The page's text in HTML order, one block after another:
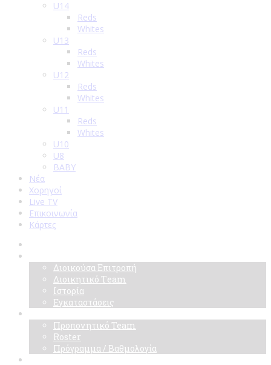
U14
Reds
Whites
U13
Reds
Whites
U12
Reds
Whites
U11
Reds
Whites
U10
U8
BABY
Νέα
Χορηγοί
Live TV
Επικοινωνία
Κάρτες
Διοικούσα Επιτροπή
Διοικητικό Τeam
Ιστορία
Εγκαταστάσεις
Προπονητικό Team
Roster
Πρόγραμμα / Βαθμολογία